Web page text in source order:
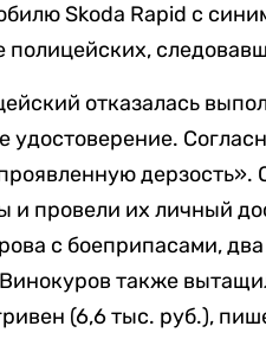
Skoda Rapid с
полицейских,
отказалась
удостоверение.
и провели их личный
с боеприпасами,
также
(6,6 тыс. руб.),